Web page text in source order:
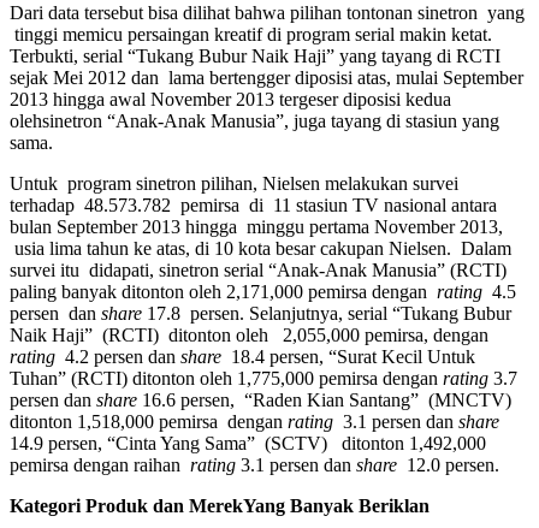
Dari data tersebut bisa dilihat bahwa pilihan tontonan sinetron yang
tinggi memicu persaingan kreatif di program serial makin ketat.
Terbukti, serial “Tukang Bubur Naik Haji” yang tayang di RCTI
sejak Mei 2012 dan lama bertengger diposisi atas, mulai September
2013 hingga awal November 2013 tergeser diposisi kedua
olehsinetron “Anak-Anak Manusia”, juga tayang di stasiun yang
sama.
Untuk program sinetron pilihan, Nielsen melakukan survei
terhadap 48.573.782 pemirsa di 11 stasiun TV nasional antara
bulan September 2013 hingga minggu pertama November 2013,
usia lima tahun ke atas, di 10 kota besar cakupan Nielsen. Dalam
survei itu didapati, sinetron serial “Anak-Anak Manusia” (RCTI)
paling banyak ditonton oleh 2,171,000 pemirsa dengan rating 4.5
persen dan share 17.8 persen. Selanjutnya, serial “Tukang Bubur
Naik Haji” (RCTI) ditonton oleh 2,055,000 pemirsa, dengan
rating 4.2 persen dan share 18.4 persen, “Surat Kecil Untuk
Tuhan” (RCTI) ditonton oleh 1,775,000 pemirsa dengan rating 3.7
persen dan share 16.6 persen, “Raden Kian Santang” (MNCTV)
ditonton 1,518,000 pemirsa dengan rating 3.1 persen dan share
14.9 persen, “Cinta Yang Sama” (SCTV) ditonton 1,492,000
pemirsa dengan raihan rating 3.1 persen dan share 12.0 persen.
Kategori Produk dan MerekYang Banyak Beriklan